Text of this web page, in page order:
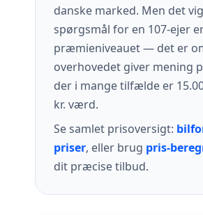
danske marked. Men det
spørgsmål for en 107-ejer
præmieniveauet — det er
overhovedet giver mening
der i mange tilfælde er
kr. værd.
Se samlet prisoversigt:
priser, eller brug pris-
dit præcise tilbud.